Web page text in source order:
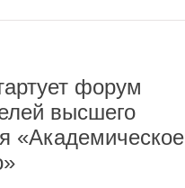
форум
высшего
«Академическое